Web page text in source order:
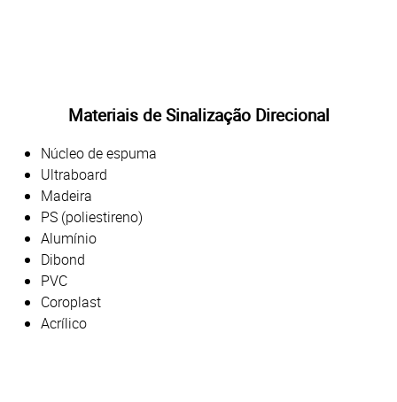
Materiais de Sinalização Direcional
Núcleo de espuma
Ultraboard
Madeira
PS (poliestireno)
Alumínio
Dibond
PVC
Coroplast
Acrílico